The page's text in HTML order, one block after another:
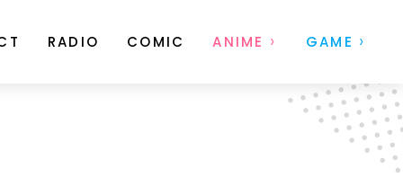
RADIO COMIC ANIME GAME